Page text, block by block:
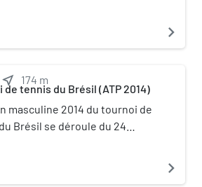
Cabal et Robert Farah celle
navigate_next
near_me 174 m
de tennis du Brésil (ATP 2014)
masculine 2014 du tournoi de
Brésil se déroule du 24
navigate_next